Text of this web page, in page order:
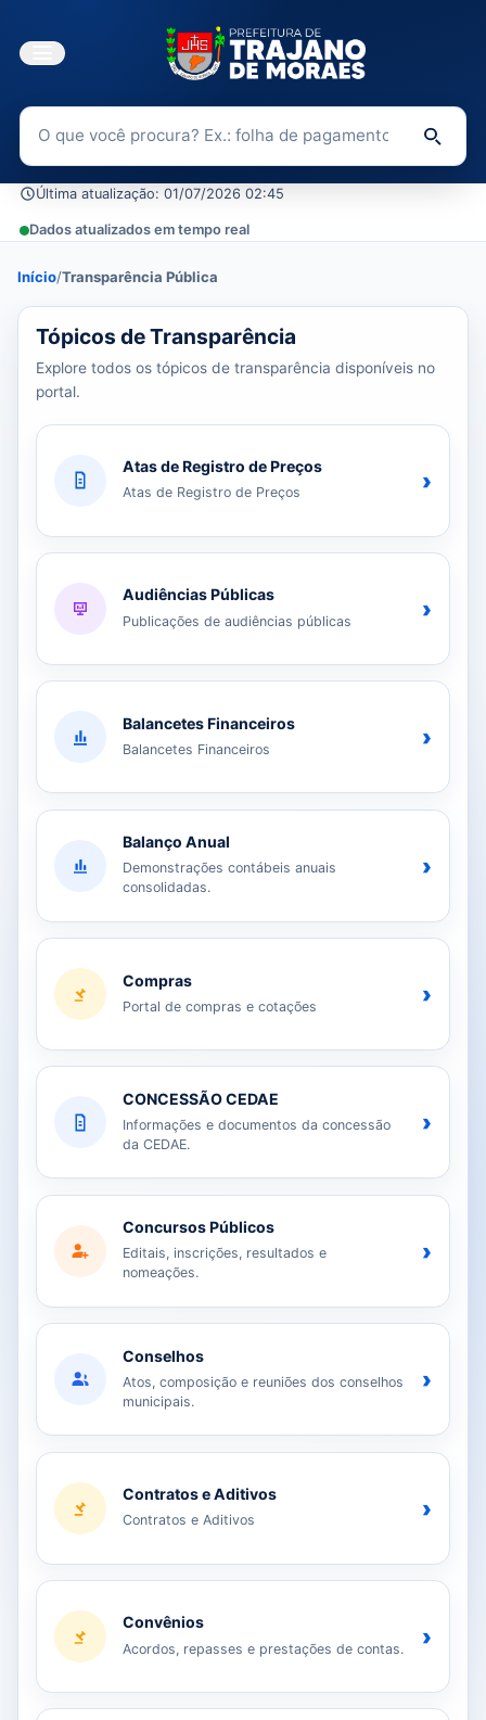
Buscar no Portal da Transparência
Última atualização: 01/07/2026 02:45
Dados atualizados em tempo real
Início/Transparência Pública
39 tópicos carregados do banco de dados.
Tópicos de Transparência
Explore todos os tópicos de transparência disponíveis no
portal.
Atas de Registro de Preços
Atas de Registro de Preços ›
Audiências Públicas
Publicações de audiências públicas ›
Balancetes Financeiros
Balancetes Financeiros ›
Balanço Anual
Demonstrações contábeis anuais
consolidadas.
›
Compras
Portal de compras e cotações ›
CONCESSÃO CEDAE
Informações e documentos da concessão
da CEDAE.
›
Concursos Públicos
Editais, inscrições, resultados e
nomeações.
›
Conselhos
Atos, composição e reuniões dos conselhos
municipais.
›
Contratos e Aditivos
Contratos e Aditivos ›
Convênios
Acordos, repasses e prestações de contas. ›